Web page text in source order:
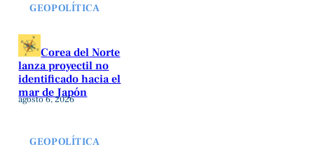
GEOPOLÍTICA
Corea del Norte
lanza proyectil no
identificado hacia el
mar de Japón
agosto 6, 2026
GEOPOLÍTICA